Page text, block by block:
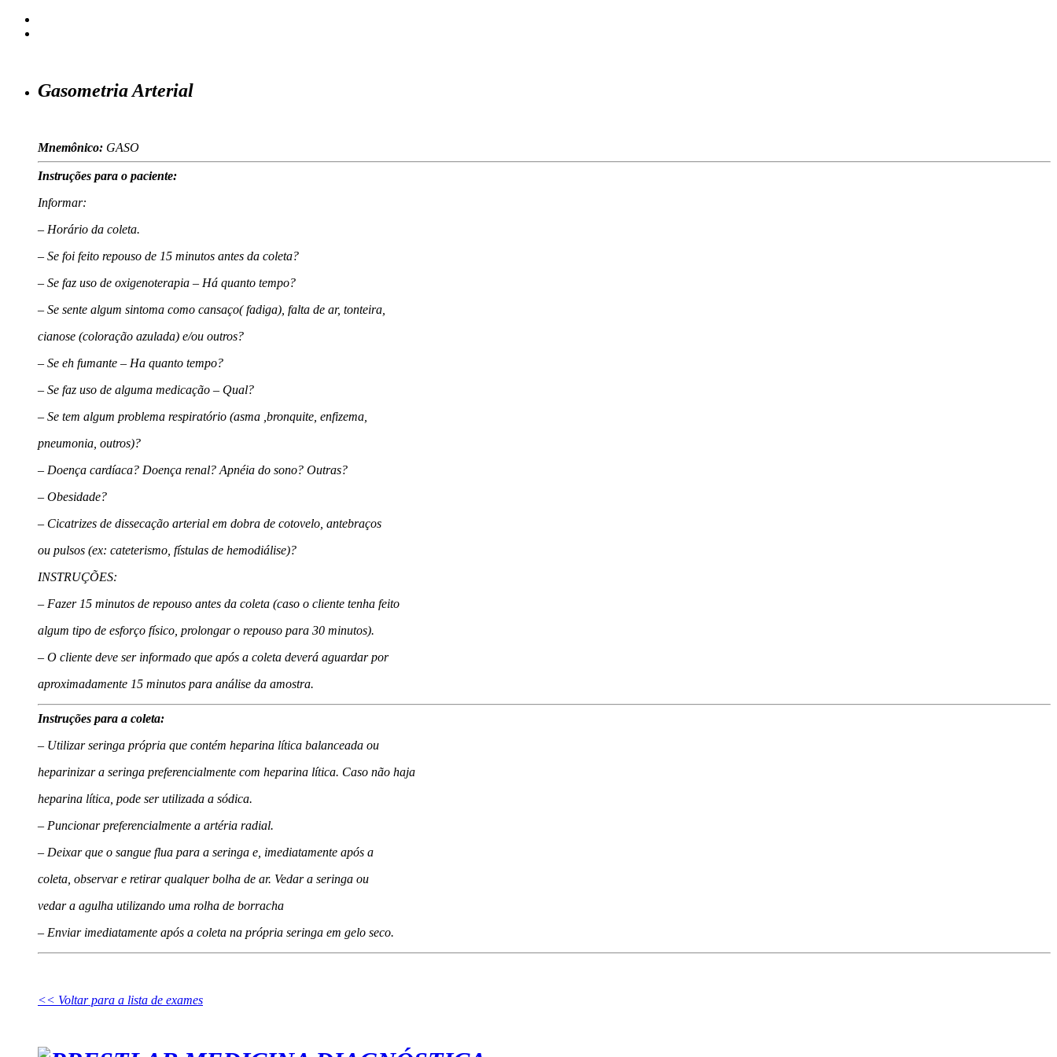
Gasometria Arterial
Mnemônico: GASO
Instruções para o paciente:
Informar:
– Horário da coleta.
– Se foi feito repouso de 15 minutos antes da coleta?
– Se faz uso de oxigenoterapia – Há quanto tempo?
– Se sente algum sintoma como cansaço( fadiga), falta de ar, tonteira,
cianose (coloração azulada) e/ou outros?
– Se eh fumante – Ha quanto tempo?
– Se faz uso de alguma medicação – Qual?
– Se tem algum problema respiratório (asma ,bronquite, enfizema,
pneumonia, outros)?
– Doença cardíaca? Doença renal? Apnéia do sono? Outras?
– Obesidade?
– Cicatrizes de dissecação arterial em dobra de cotovelo, antebraços
ou pulsos (ex: cateterismo, fístulas de hemodiálise)?
INSTRUÇÕES:
– Fazer 15 minutos de repouso antes da coleta (caso o cliente tenha feito
algum tipo de esforço físico, prolongar o repouso para 30 minutos).
– O cliente deve ser informado que após a coleta deverá aguardar por
aproximadamente 15 minutos para análise da amostra.
Instruções para a coleta:
– Utilizar seringa própria que contém heparina lítica balanceada ou
heparinizar a seringa preferencialmente com heparina lítica. Caso não haja
heparina lítica, pode ser utilizada a sódica.
– Puncionar preferencialmente a artéria radial.
– Deixar que o sangue flua para a seringa e, imediatamente após a
coleta, observar e retirar qualquer bolha de ar. Vedar a seringa ou
vedar a agulha utilizando uma rolha de borracha
– Enviar imediatamente após a coleta na própria seringa em gelo seco.
<< Voltar para a lista de exames